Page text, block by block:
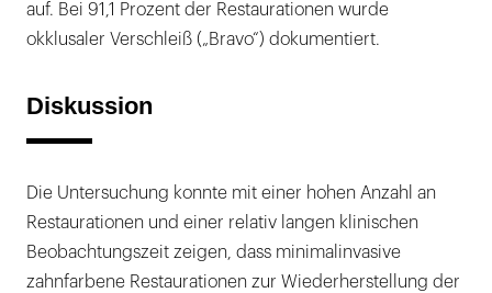
auf. Bei 91,1 Prozent der Restaurationen wurde
okklusaler Verschleiß („Bravo“) dokumentiert.
Diskussion
Die Untersuchung konnte mit einer hohen Anzahl an
Restaurationen und einer relativ langen klinischen
Beobachtungszeit zeigen, dass minimalinvasive
zahnfarbene Restaurationen zur Wiederherstellung der